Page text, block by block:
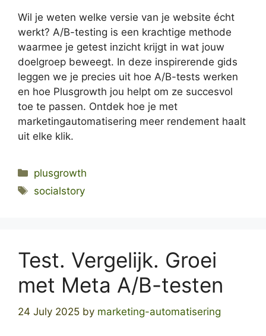
Wil je weten welke versie van je website écht
werkt? A/B-testing is een krachtige methode
waarmee je getest inzicht krijgt in wat jouw
doelgroep beweegt. In deze inspirerende gids
leggen we je precies uit hoe A/B-tests werken
en hoe Plusgrowth jou helpt om ze succesvol
toe te passen. Ontdek hoe je met
marketingautomatisering meer rendement haalt
uit elke klik.
Categories
plusgrowth
Tags
socialstory
Test. Vergelijk. Groei
met Meta A/B-testen
24 July 2025 by marketing-automatisering